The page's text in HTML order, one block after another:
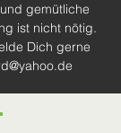
gemütliche
ist nicht nötig.
Dich gerne